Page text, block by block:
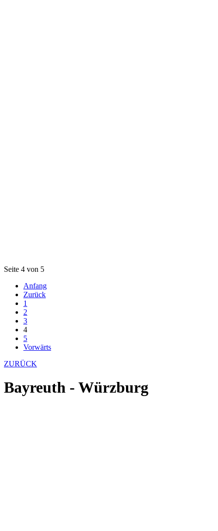
Seite 4 von 5
Anfang
Zurück
1
2
3
4
5
Vorwärts
ZURÜCK
Bayreuth - Würzburg